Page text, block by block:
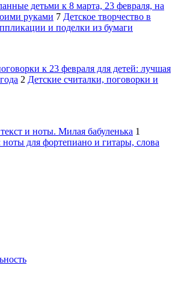
детьми к 8 марта, 23 февраля, на
руками 7 Детское творчество в
и поделки из бумаги
к 23 февраля для детей: лучшая
2 Детские считалки, поговорки и
и ноты. Милая бабуленька 1
ноты для фортепиано и гитары, слова